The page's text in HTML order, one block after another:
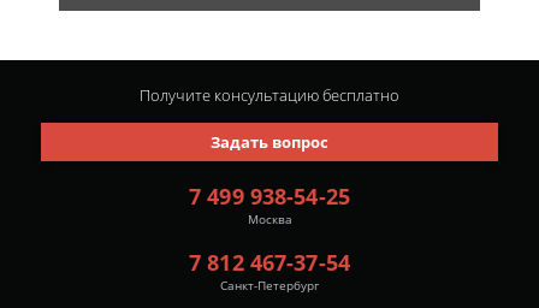
7 499 938-54-25
Москва
7 812 467-37-54
Санкт-Петербург
Задать вопрос
Получите консультациюбесплатно